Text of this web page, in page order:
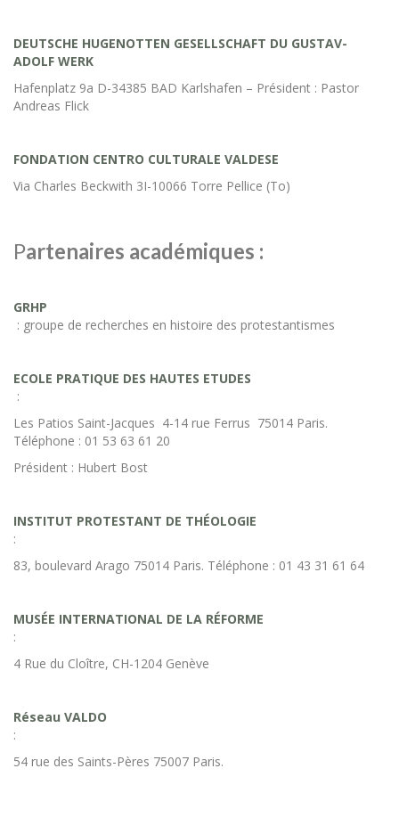
DEUTSCHE HUGENOTTEN GESELLSCHAFT DU GUSTAV-
ADOLF WERK
Hafenplatz 9a D-34385 BAD Karlshafen – Président : Pastor
Andreas Flick
FONDATION CENTRO CULTURALE VALDESE
Via Charles Beckwith 3I-10066 Torre Pellice (To)
Partenaires académiques :
GRHP
: groupe de recherches en histoire des protestantismes
ECOLE PRATIQUE DES HAUTES ETUDES
:
Les Patios Saint-Jacques 4-14 rue Ferrus 75014 Paris.
Téléphone : 01 53 63 61 20
Président : Hubert Bost
INSTITUT PROTESTANT DE THÉOLOGIE
:
83, boulevard Arago 75014 Paris. Téléphone : 01 43 31 61 64
MUSÉE INTERNATIONAL DE LA RÉFORME
:
4 Rue du Cloître, CH-1204 Genève
Réseau VALDO
:
54 rue des Saints-Pères 75007 Paris.